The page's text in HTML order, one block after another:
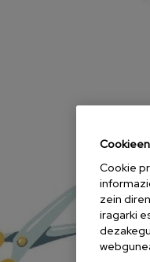
Cookie
zein
iragarki